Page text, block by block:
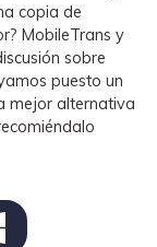
copia de
MobileTrans y
sobre
puesto un
mejor alternativa